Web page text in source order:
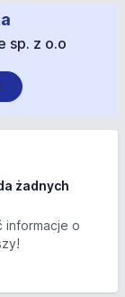
sp. z o.o
żadnych
informacje o